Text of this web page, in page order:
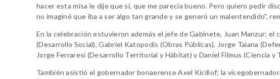
hacer esta misa le dije que sí, que me parecía bueno. Pero quiero pedir
no imaginé que iba a ser algo tan grande y se generó un malentendido",
En la celebración estuvieron además el jefe de Gabinete, Juan Manzur;
(Desarrollo Social), Gabriel Katopodis (Obras Públicas), Jorge Taiana
Jorge Ferraresi (Desarrollo Territorial y Hábitat) y Daniel Filmus (Ciencia y
También asistió el gobernador bonaerense Axel Kicillof; la